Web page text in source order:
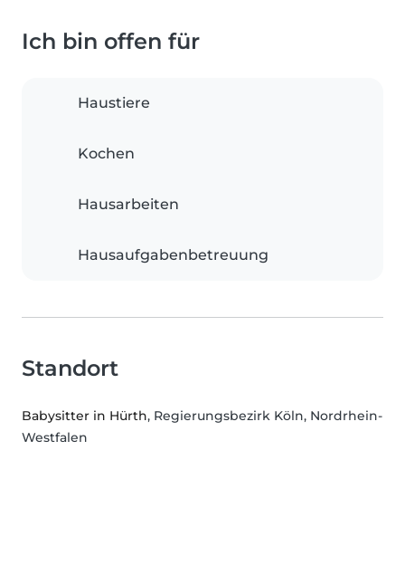
Ich bin offen für
Haustiere
Kochen
Hausarbeiten
Hausaufgabenbetreuung
Standort
Babysitter in Hürth, Regierungsbezirk Köln, Nordrhein-
Westfalen